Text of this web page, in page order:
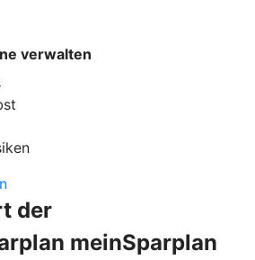
verwalten
der
meinSparplan